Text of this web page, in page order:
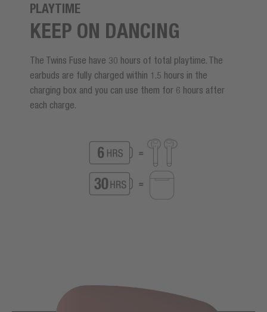
PLAYTIME
KEEP ON DANCING
The Twins Fuse have 30 hours of total playtime. The
earbuds are fully charged within 1.5 hours in the
charging box and you can use them for 6 hours after
each charge.